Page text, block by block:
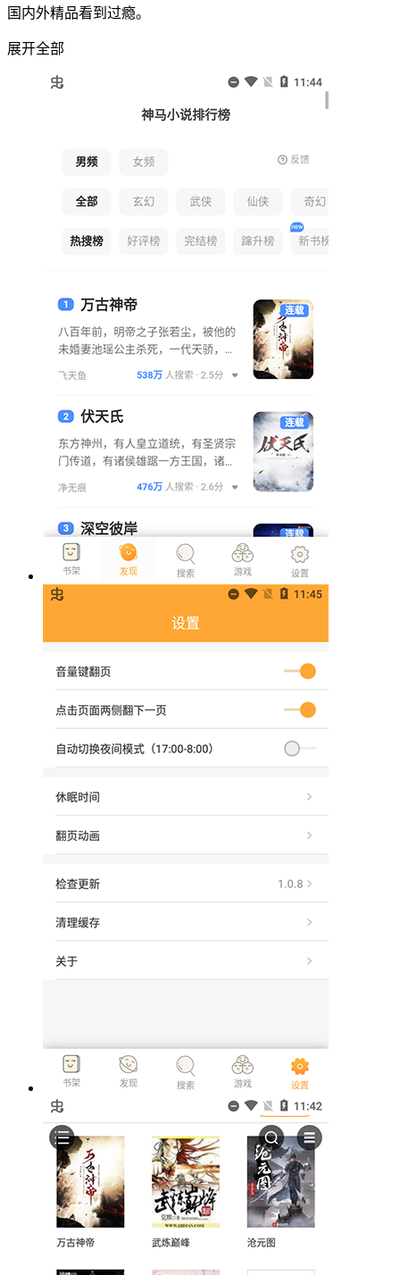
国内外精品看到过瘾。
展开全部